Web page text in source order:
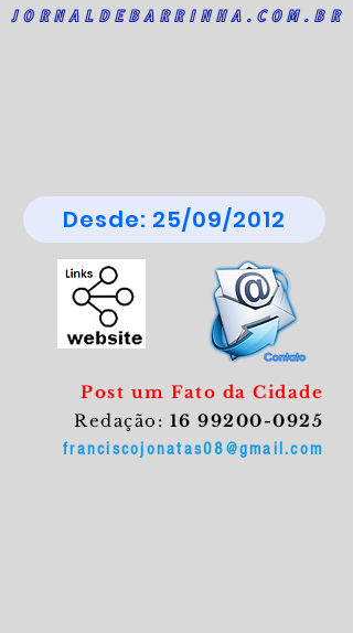
JORNALDEBARRINHA.COM.BR
Desde: 25/09/2012
Post um Fato da Cidade
Redação: 16 99200-0925
franciscojonatas08@gmail.com